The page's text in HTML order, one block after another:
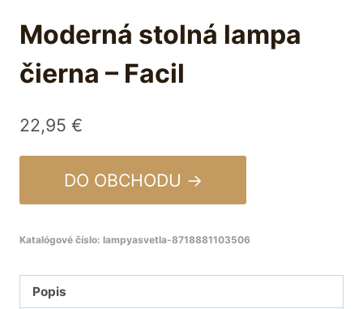
Moderná stolná lampa
čierna – Facil
22,95 €
DO OBCHODU →
Katalógové číslo: lampyasvetla-8718881103506
Popis